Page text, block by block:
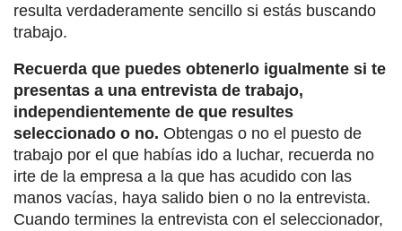
resulta verdaderamente sencillo si estás buscando
trabajo.
Recuerda que puedes obtenerlo igualmente si te
presentas a una entrevista de trabajo,
independientemente de que resultes
seleccionado o no. Obtengas o no el puesto de
trabajo por el que habías ido a luchar, recuerda no
irte de la empresa a la que has acudido con las
manos vacías, haya salido bien o no la entrevista.
Cuando termines la entrevista con el seleccionador,